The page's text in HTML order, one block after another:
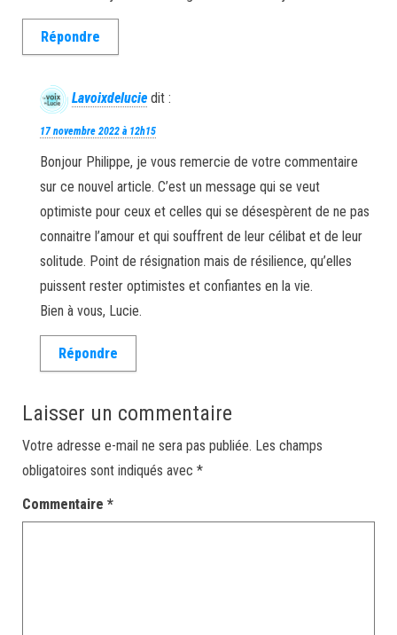
Répondre
Lavoixdelucie dit :
17 novembre 2022 à 12h15
Bonjour Philippe, je vous remercie de votre commentaire
sur ce nouvel article. C’est un message qui se veut
optimiste pour ceux et celles qui se désespèrent de ne pas
connaitre l’amour et qui souffrent de leur célibat et de leur
solitude. Point de résignation mais de résilience, qu’elles
puissent rester optimistes et confiantes en la vie.
Bien à vous, Lucie.
Répondre
Laisser un commentaire
Votre adresse e-mail ne sera pas publiée. Les champs
obligatoires sont indiqués avec *
Commentaire *